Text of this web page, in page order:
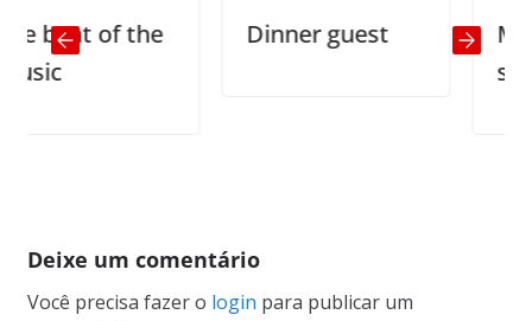
of the
Dinner guest
My
stand
Deixe um comentário
Você precisa fazer o login para publicar um